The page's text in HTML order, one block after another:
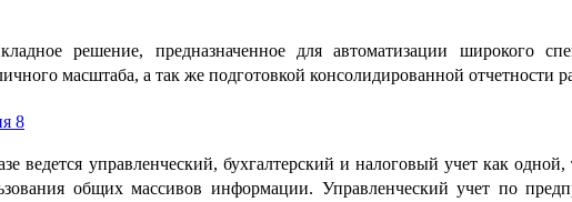
решение, предназначенное для автоматизации широкого
масштаба, а так же подготовкой консолидированной отчетности
8
ведется управленческий, бухгалтерский и налоговый учет как
общих массивов информации. Управленческий учет по